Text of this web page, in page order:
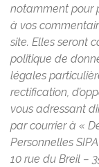
notamment pour
à vos
site. Elles seront
politique de
légales
rectification,
vous adressant
par courrier à «
Personnelles
10 rue du Breil –